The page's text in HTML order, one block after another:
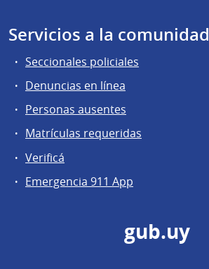
Servicios a la comunidad
Seccionales policiales
Denuncias en línea
Personas ausentes
Matrículas requeridas
Verificá
Emergencia 911 App
gub.uy